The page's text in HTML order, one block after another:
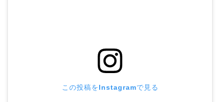
この投稿をInstagramで見る